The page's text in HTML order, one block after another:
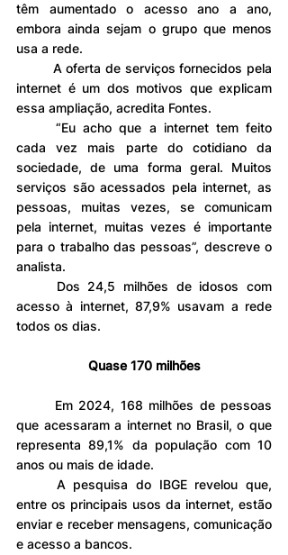
têm aumentado o acesso ano a ano,
embora ainda sejam o grupo que menos
usa a rede.
internet é um dos motivos que explicam
essa ampliação, acredita Fontes.
	“Eu acho que a internet tem feito
cada vez mais parte do cotidiano da
sociedade, de uma forma geral. Muitos
serviços são acessados pela internet, as
pessoas, muitas vezes, se comunicam
pela internet, muitas vezes é importante
para o trabalho das pessoas”, descreve o
analista.
acesso à internet, 87,9% usavam a rede
todos os dias.
Quase 170 milhões
que acessaram a internet no Brasil, o que
representa 89,1% da população com 10
anos ou mais de idade.
entre os principais usos da internet, estão
enviar e receber mensagens, comunicação
e acesso a bancos.